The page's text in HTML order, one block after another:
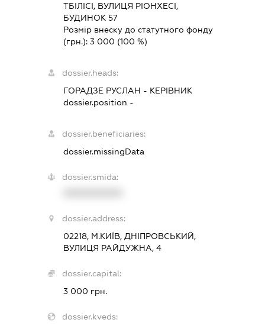
ТБІЛІСІ, ВУЛИЦЯ РІОНХЕСІ,
БУДИНОК 57
Розмір внеску до статутного фонду
(грн.): 3 000 (100 %)
dossier.heads:
ГОРАДЗЕ РУСЛАН - КЕРІВНИК
dossier.position -
dossier.beneficiaries:
dossier.missingData
dossier.smida:
dossier.address:
02218, М.КИЇВ, ДНІПРОВСЬКИЙ,
ВУЛИЦЯ РАЙДУЖНА, 4
dossier.capital:
3 000 грн.
dossier.kveds: